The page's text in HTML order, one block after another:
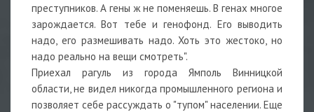
преступников. А гены ж не поменяешь. В генах многое
зарождается. Вот тебе и генофонд. Его выводить
надо, его размешивать надо. Хоть это жестоко, но
надо реально на вещи смотреть".
Приехал рагуль из города Ямполь Винницкой
области, не видел никогда промышленного региона и
позволяет себе рассуждать о "тупом" населении. Еще